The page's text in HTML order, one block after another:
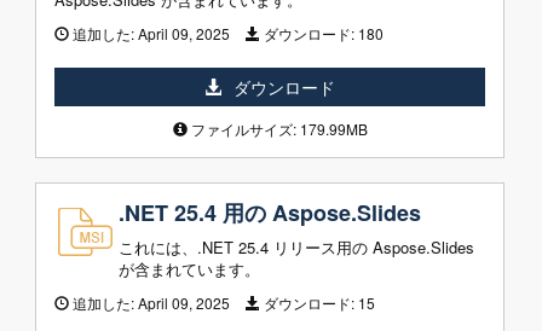
追加した:April 09, 2025 ダウンロード: 180
ダウンロード
ファイルサイズ: 179.99MB
.NET 25.4 用の Aspose.Slides
これには、.NET 25.4 リリース用の Aspose.Slides
が含まれています。
追加した:April 09, 2025 ダウンロード: 15